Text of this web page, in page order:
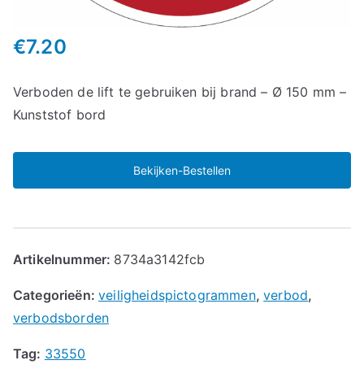
€7.20
Verboden de lift te gebruiken bij brand – Ø 150 mm –
Kunststof bord
Bekijken-Bestellen
Artikelnummer: 8734a3142fcb
Categorieën:veiligheidspictogrammen,verbod,
verbodsborden
Tag: 33550